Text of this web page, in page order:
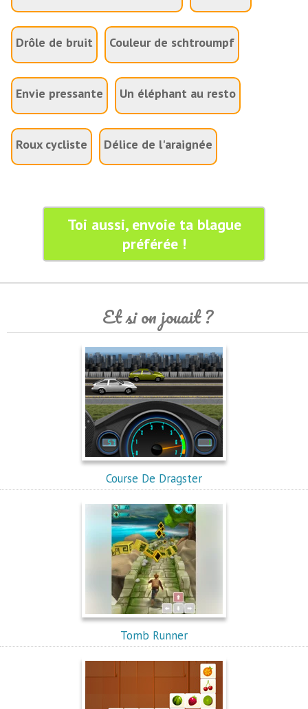
Drôle de bruit Couleur de schtroumpf
Envie pressante Un éléphant au resto
Roux cycliste Délice de l'araignée
Toi aussi, envoie ta blague
préférée !
Et si on jouait ?
Course De Dragster
Tomb Runner